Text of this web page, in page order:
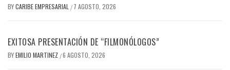
BYCARIBE EMPRESARIAL / 7 AGOSTO, 2026
EXITOSA PRESENTACIÓN DE “FILMONÓLOGOS”
BYEMILIO MARTINEZ /6 AGOSTO, 2026